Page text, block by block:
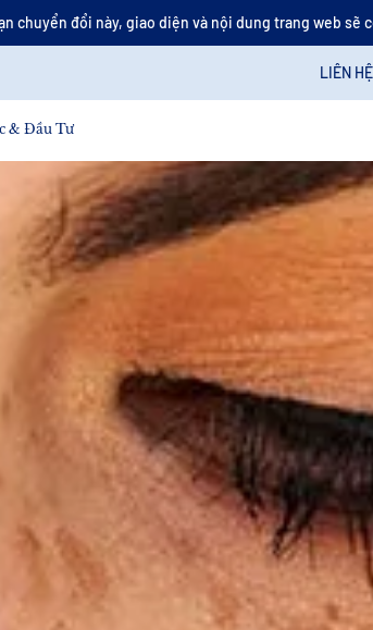
chuyển đổi này, giao diện và nội dung trang web sẽ
LIÊN HỆ
& Đầu Tư